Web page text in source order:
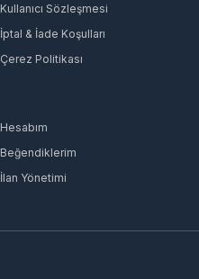
Kullanıcı Sözleşmesi
İptal & İade Koşulları
Çerez Politikası
Hesabım
Beğendiklerim
İlan Yönetimi